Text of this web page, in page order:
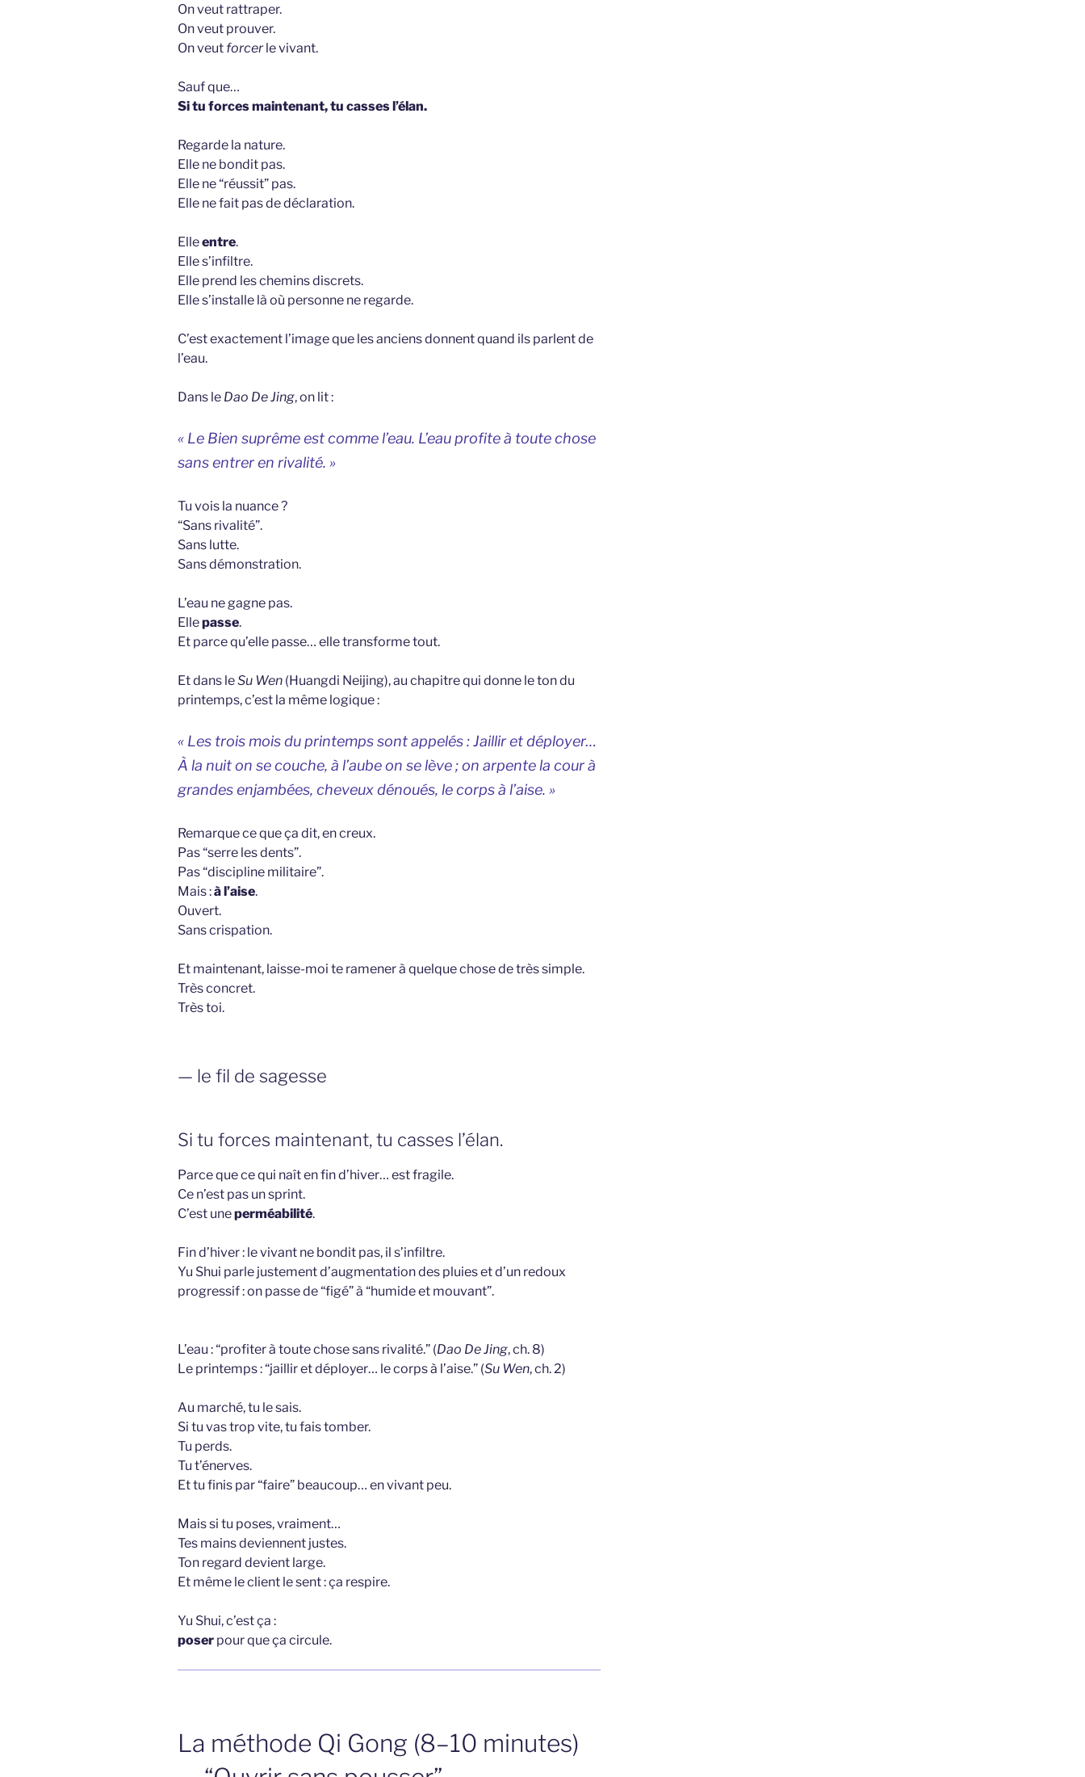
On veut rattraper.
On veut prouver.
On veut forcerle vivant.
Sauf que…
Si tu forces maintenant, tu casses l’élan.
Regarde la nature.
Elle ne bondit pas.
Elle ne “réussit” pas.
Elle ne fait pas de déclaration.
Elleentre.
Elle s’infiltre.
Elle prend les chemins discrets.
Elle s’installe là où personne ne regarde.
C’est exactement l’image que les anciens donnent quand ils parlent de
l’eau.
Dans le Dao De Jing, on lit :
« Le Bien suprême est comme l’eau. L’eau profite à toute chose
sans entrer en rivalité. »
Tu vois la nuance ?
“Sans rivalité”.
Sans lutte.
Sans démonstration.
L’eau ne gagne pas.
Ellepasse.
Et parce qu’elle passe… elle transforme tout.
Et dans leSu Wen (Huangdi Neijing), au chapitre qui donne le ton du
printemps, c’est la même logique :
« Les trois mois du printemps sont appelés : Jaillir et déployer…
À la nuit on se couche, à l’aube on se lève ; on arpente la cour à
grandes enjambées, cheveux dénoués, le corps à l’aise. »
Remarque ce que ça dit, en creux.
Pas “serre les dents”.
Pas “discipline militaire”.
Mais :à l’aise.
Ouvert.
Sans crispation.
Et maintenant, laisse-moi te ramener à quelque chose de très simple.
Très concret.
Très toi.
— le fil de sagesse
Si tu forces maintenant, tu casses l’élan.
Parce que ce qui naît en fin d’hiver… est fragile.
Ce n’est pas un sprint.
C’est uneperméabilité.
Fin d’hiver : le vivant ne bondit pas, il s’infiltre.
Yu Shui parle justement d’augmentation des pluies et d’un redoux
progressif : on passe de “figé” à “humide et mouvant”.
L’eau : “profiter à toute chose sans rivalité.” (Dao De Jing, ch. 8)
Le printemps : “jaillir et déployer… le corps à l’aise.” (Su Wen, ch. 2)
Au marché, tu le sais.
Si tu vas trop vite, tu fais tomber.
Tu perds.
Tu t’énerves.
Et tu finis par “faire” beaucoup… en vivant peu.
Mais si tu poses, vraiment…
Tes mains deviennent justes.
Ton regard devient large.
Et même le client le sent : ça respire.
Yu Shui, c’est ça :
poser pour que ça circule.
La méthode Qi Gong (8–10 minutes)